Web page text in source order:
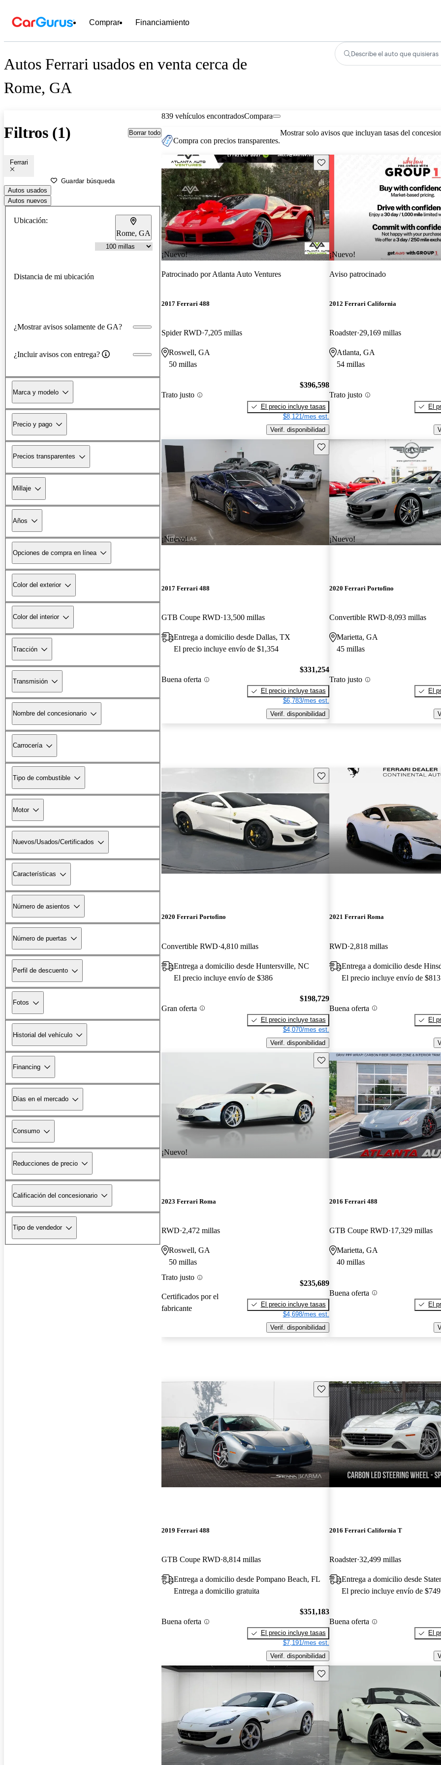
Comprar Financiamiento
Autos Ferrari usados en venta cerca de
Rome, GA
Describe el auto que quisieras
Filtros (1) Borrar todo
Ferrari
Guardar búsqueda
Autos usados
Autos nuevos
Ubicación:
Rome, GA
Distancia de mi ubicación
¿Mostrar avisos solamente de GA?
¿Incluir avisos con entrega?
Marca y modelo
Precio y pago
Precios transparentes
Millaje
Años
Opciones de compra en línea
Color del exterior
Color del interior
Tracción
Transmisión
Nombre del concesionario
Carrocería
Tipo de combustible
Motor
Nuevos/Usados/Certificados
Características
Número de asientos
Número de puertas
Perfil de descuento
Fotos
Historial del vehículo
Financing
Días en el mercado
Consumo
Reducciones de precio
Calificación del concesionario
Tipo de vendedor
839 vehículos encontradosCompara
Compra con precios transparentes.
Mostrar solo avisos que incluyan tasas del
¡Nuevo!
Guarda este Aviso
Patrocinado porAtlanta Auto Ventures
2017 Ferrari 488
Spider RWD 7,205 millas
Roswell, GA
50 millas
Trato justo
$396,598
El precio incluye tasas
$8,121/mes est.
Verif. disponibilidad
¡Nuevo!
Aviso patrocinado
2012 Ferrari California
Roadster 29,169 millas
Atlanta, GA
54 millas
Trato justo
El
¡Nuevo!
Guarda este Aviso
2017 Ferrari 488
GTB Coupe RWD 13,500 millas
Entrega a domicilio desde Dallas, TX
El precio incluye envío de $1,354
Buena oferta
$331,254
El precio incluye tasas
$6,783/mes est.
Verif. disponibilidad
¡Nuevo!
2020 Ferrari Portofino
Convertible RWD 8,093 millas
Marietta, GA
45 millas
Trato justo
El
Guarda este Aviso
2020 Ferrari Portofino
Convertible RWD 4,810 millas
Entrega a domicilio desde Huntersville, NC
El precio incluye envío de $386
Gran oferta
$198,729
El precio incluye tasas
$4,070/mes est.
Verif. disponibilidad
2021 Ferrari Roma
RWD 2,818 millas
Entrega a domicilio desde
El precio incluye envío de $813
Buena oferta
El
¡Nuevo!
Guarda este Aviso
2023 Ferrari Roma
RWD 2,472 millas
Roswell, GA
50 millas
Trato justo
Certificados por el
fabricante
$235,689
El precio incluye tasas
$4,698/mes est.
Verif. disponibilidad
2016 Ferrari 488
GTB Coupe RWD 17,329 millas
Marietta, GA
40 millas
Buena oferta
El
Guarda este Aviso
2019 Ferrari 488
GTB Coupe RWD 8,814 millas
Entrega a domicilio desde Pompano Beach, FL
Entrega a domicilio gratuita
Buena oferta
$351,183
El precio incluye tasas
$7,191/mes est.
Verif. disponibilidad
2016 Ferrari California T
Roadster 32,499 millas
Entrega a domicilio desde
El precio incluye envío de $749
Buena oferta
El
Guarda este Aviso